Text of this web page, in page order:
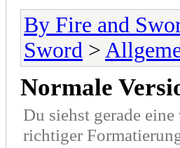
By Fire and
Sword >
Normale
Du siehst gerade
richtiger